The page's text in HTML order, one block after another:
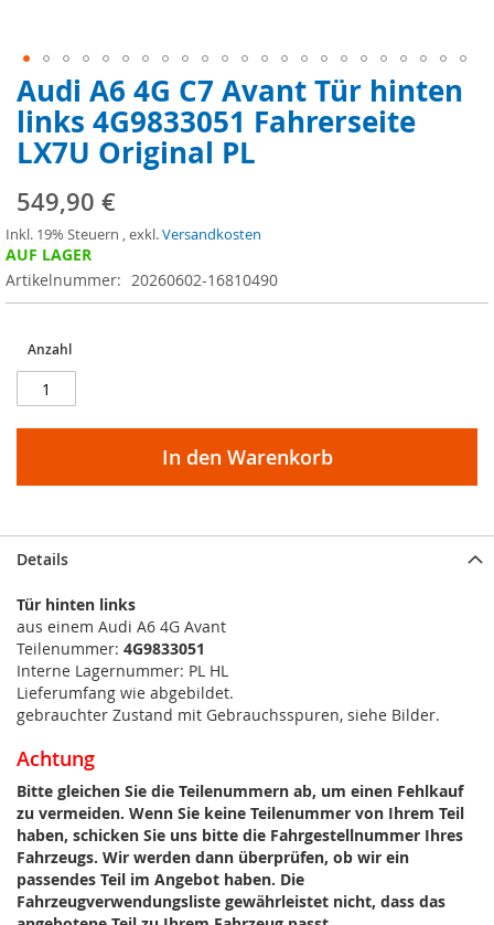
Audi A6 4G C7 Avant Tür hinten
links 4G9833051 Fahrerseite
LX7U Original PL
549,90 €
Inkl. 19% Steuern ,exkl.Versandkosten
AUF LAGER
Artikelnummer
20260602-16810490
Anzahl
In den Warenkorb
Zum
Anfang
der
Bildergalerie
Details
Tür hinten links
aus einem Audi A6 4G Avant
Teilenummer: 4G9833051
Interne Lagernummer: PL HL
Lieferumfang wie abgebildet.
gebrauchter Zustand mit Gebrauchsspuren, siehe Bilder.
Achtung
Bitte gleichen Sie die Teilenummern ab, um einen Fehlkauf
zu vermeiden. Wenn Sie keine Teilenummer von Ihrem Teil
haben, schicken Sie uns bitte die Fahrgestellnummer Ihres
Fahrzeugs. Wir werden dann überprüfen, ob wir ein
passendes Teil im Angebot haben. Die
Fahrzeugverwendungsliste gewährleistet nicht, dass das